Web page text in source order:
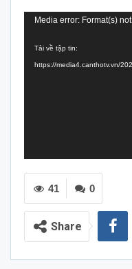
Trình
Video
Media error: Format(s)
Tải về tập tin:
https://media4.canthotv.vn/
0
41
Share